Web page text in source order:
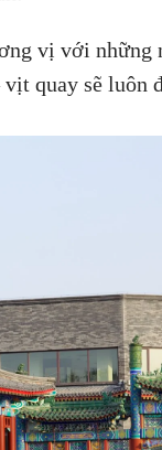
vị với những
quay sẽ luôn